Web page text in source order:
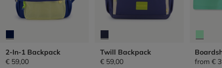
2-In-1 Backpack
€ 59,00
Twill Backpack
€ 59,00
from€